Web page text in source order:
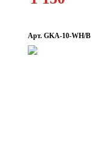
Арт. GKA-10-WH/B